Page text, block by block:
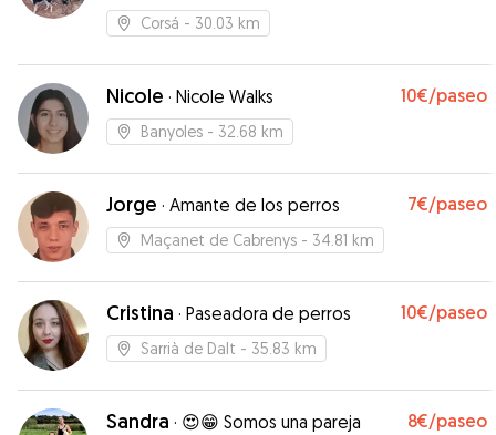
Corsá - 30.03 km
Nicole · Nicole Walks 10€/paseo
Banyoles - 32.68 km
Jorge · Amante de los perros 7€/paseo
Maçanet de Cabrenys - 34.81 km
Cristina · Paseadora de perros 10€/paseo
Sarrià de Dalt - 35.83 km
Sandra · 😍😁 Somos una pareja
8€/paseo